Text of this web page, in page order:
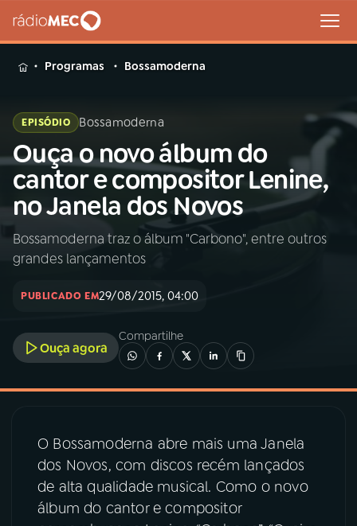
MENU
Buscar
na
Rádio
MEC
Buscar
Início AO VIVO
INÍCIO
A RÁDIO
03PROGRAMAÇÃO
04PROGRAMAS
PODCASTS
Programas Bossamoderna
EPISÓDIO Bossamoderna
Ouça o novo álbum do
cantor e compositor Lenine,
no Janela dos Novos
Bossamoderna traz o álbum "Carbono", entre outros
grandes lançamentos
PUBLICADO EM29/08/2015, 04:00
Ouça agora
Compartilhe
O Bossamoderna abre mais uma Janela
dos Novos, com discos recém lançados
de alta qualidade musical. Como o novo
álbum do cantor e compositor